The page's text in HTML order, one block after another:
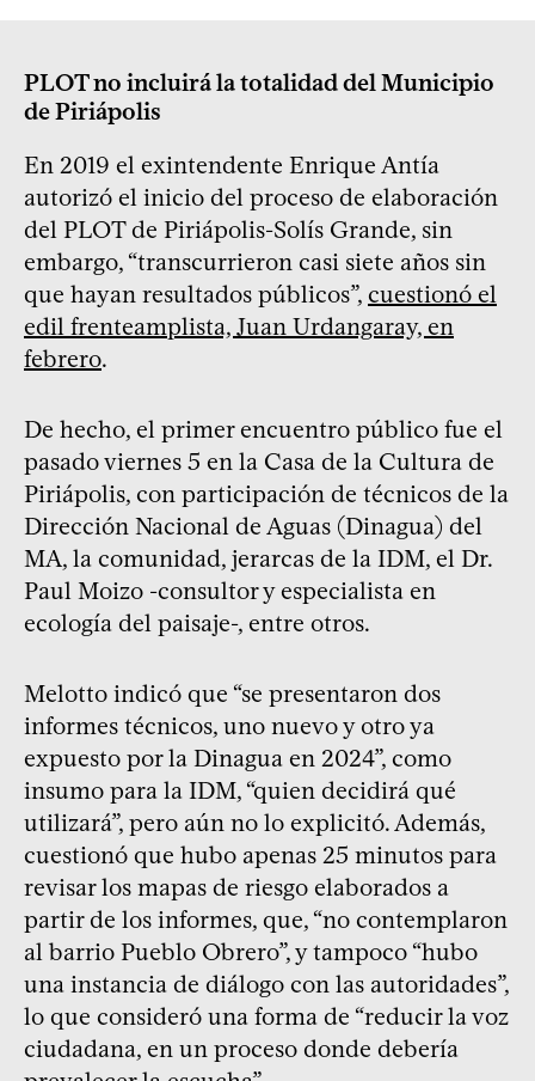
PLOT no incluirá la totalidad del Municipio
de Piriápolis
En 2019 el exintendente Enrique Antía
autorizó el inicio del proceso de elaboración
del PLOT de Piriápolis-Solís Grande, sin
embargo, “transcurrieron casi siete años sin
que hayan resultados públicos”, cuestionó el
edil frenteamplista, Juan Urdangaray, en
febrero.
De hecho, el primer encuentro público fue el
pasado viernes 5 en la Casa de la Cultura de
Piriápolis, con participación de técnicos de la
Dirección Nacional de Aguas (Dinagua) del
MA, la comunidad, jerarcas de la IDM, el Dr.
Paul Moizo -consultor y especialista en
ecología del paisaje-, entre otros.
Melotto indicó que “se presentaron dos
informes técnicos, uno nuevo y otro ya
expuesto por la Dinagua en 2024”, como
insumo para la IDM, “quien decidirá qué
utilizará”, pero aún no lo explicitó. Además,
cuestionó que hubo apenas 25 minutos para
revisar los mapas de riesgo elaborados a
partir de los informes, que, “no contemplaron
al barrio Pueblo Obrero”, y tampoco “hubo
una instancia de diálogo con las autoridades”,
lo que consideró una forma de “reducir la voz
ciudadana, en un proceso donde debería